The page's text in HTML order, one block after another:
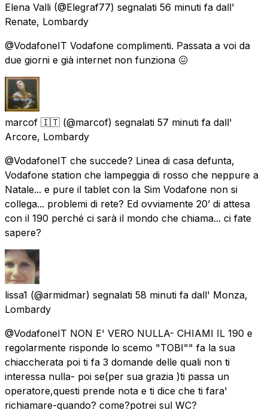
Elena Valli (@Elegraf77) segnalati 56 minuti fa dall'
Renate, Lombardy
@VodafoneIT Vodafone complimenti. Passata a voi da
due giorni e già internet non funziona 😖
marcof 🇮🇹 (@marcof) segnalati 57 minuti fa dall'
Arcore, Lombardy
@VodafoneIT che succede? Linea di casa defunta,
Vodafone station che lampeggia di rosso che neppure a
Natale... e pure il tablet con la Sim Vodafone non si
collega... problemi di rete? Ed ovviamente 20’ di attesa
con il 190 perché ci sarà il mondo che chiama... ci fate
sapere?
lissa1 (@armidmar) segnalati 58 minuti fa dall' Monza,
Lombardy
@VodafoneIT NON E' VERO NULLA- CHIAMI IL 190 e
regolarmente risponde lo scemo "TOBI"" fa la sua
chiaccherata poi ti fa 3 domande delle quali non ti
interessa nulla- poi se(per sua grazia )ti passa un
operatore,questi prende nota e ti dice che ti fara'
richiamare-quando? come?potrei sul WC?